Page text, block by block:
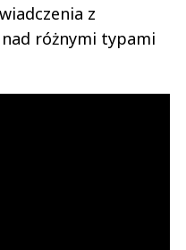
z
różnymi typami